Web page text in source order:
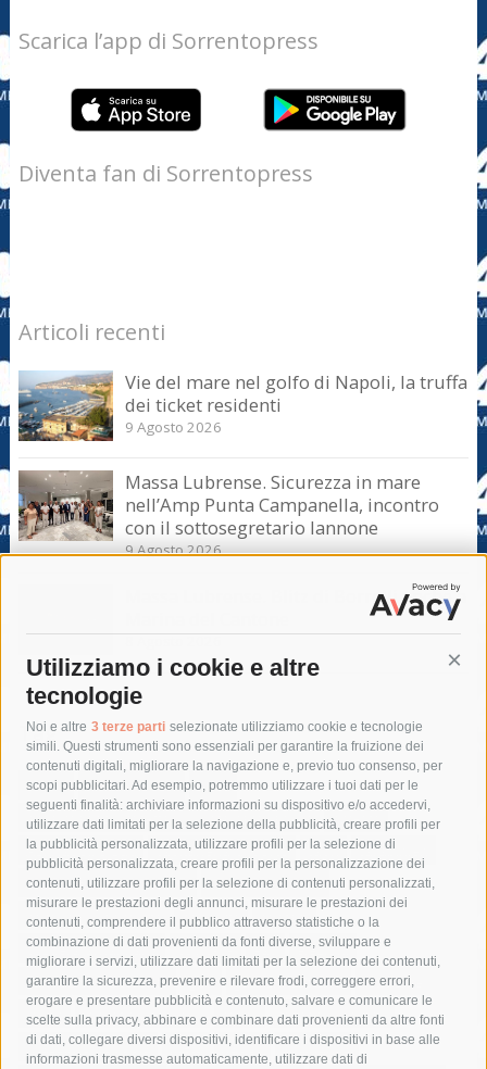
Utilizziamo i cookie e altre
tecnologie
Noi e altre 3 terze parti selezionate utilizziamo cookie e tecnologie
simili. Questi strumenti sono essenziali per garantire la fruizione dei
contenuti digitali, migliorare la navigazione e, previo tuo consenso, per
scopi pubblicitari. Ad esempio, potremmo utilizzare i tuoi dati per le
seguenti finalità: archiviare informazioni su dispositivo e/o accedervi,
utilizzare dati limitati per la selezione della pubblicità, creare profili per
la pubblicità personalizzata, utilizzare profili per la selezione di
pubblicità personalizzata, creare profili per la personalizzazione dei
contenuti, utilizzare profili per la selezione di contenuti personalizzati,
misurare le prestazioni degli annunci, misurare le prestazioni dei
contenuti, comprendere il pubblico attraverso statistiche o la
combinazione di dati provenienti da fonti diverse, sviluppare e
migliorare i servizi, utilizzare dati limitati per la selezione dei contenuti,
garantire la sicurezza, prevenire e rilevare frodi, correggere errori,
erogare e presentare pubblicità e contenuto, salvare e comunicare le
scelte sulla privacy, abbinare e combinare dati provenienti da altre fonti
di dati, collegare diversi dispositivi, identificare i dispositivi in base alle
informazioni trasmesse automaticamente, utilizzare dati di
Scarica l’app di Sorrentopress
Diventa fan di Sorrentopress
Articoli recenti
Vie del mare nel golfo di Napoli, la truffa
dei ticket residenti
9 Agosto 2026
Massa Lubrense. Sicurezza in mare
nell’Amp Punta Campanella, incontro
con il sottosegretario Iannone
9 Agosto 2026
Massa Lubrense. Blitz di Borrelli anche a
Tag
acqua allerta meteo
anas
area marina protetta di punta campanella
arresto
Asl Napoli 3 sud
capitaneria di porto capri
carabinieri
castellammare di stabia
circumvesuviana
comune di sorrento
concerto
contagi
costiera amalfitana
covid-19 eav
elezioni
fondazione sorrento
gori guardia costiera
incidente
lavori
lorenzo balducelli mare
massa lubrense
massimo coppola
Meta napoli ordinanza